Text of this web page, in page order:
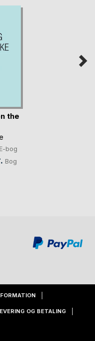
the
E-bog
Bog
OG BETALING